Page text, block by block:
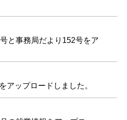
と事務局だより152号をア
アップロードしました。